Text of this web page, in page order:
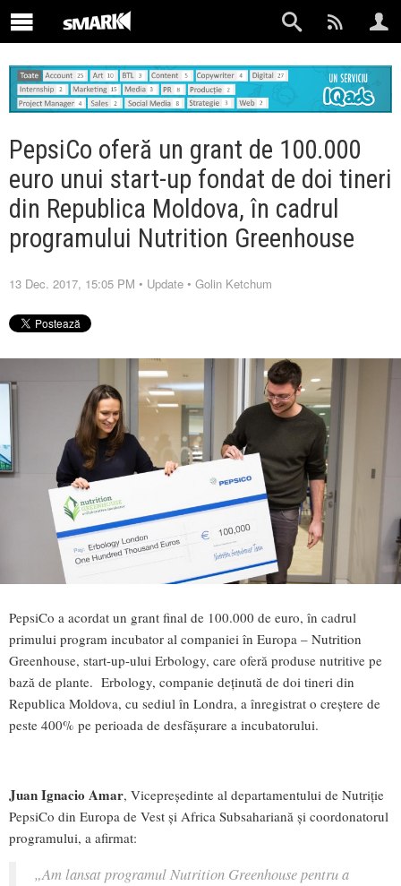
PepsiCo oferă un grant de 100.000
euro unui start-up fondat de doi tineri
din Republica Moldova, în cadrul
programului Nutrition Greenhouse
13 Dec. 2017, 15:05 PM • Update • Golin Ketchum
PepsiCo a acordat un grant final de 100.000 de euro, în cadrul
primului program incubator al companiei în Europa – Nutrition
Greenhouse, start-up-ului Erbology, care oferă produse nutritive pe
bază de plante. Erbology, companie deținută de doi tineri din
Republica Moldova, cu sediul în Londra, a înregistrat o creştere de
peste 400% pe perioada de desfăşurare a incubatorului.
Juan Ignacio Amar, Vicepreşedinte al departamentului de Nutriţie
PepsiCo din Europa de Vest şi Africa Subsahariană şi coordonatorul
programului, a afirmat:
„Am lansat programul Nutrition Greenhouse pentru a